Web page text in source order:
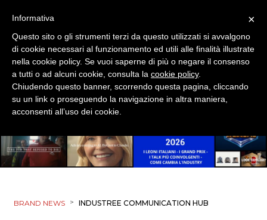
BRAND NEWS > INDUSTREE COMMUNICATION HUB
×
Informativa
Questo sito o gli strumenti terzi da questo utilizzati si avvalgono
di cookie necessari al funzionamento ed utili alle finalità illustrate
nella cookie policy. Se vuoi saperne di più o negare il consenso
a tutti o ad alcuni cookie, consulta la cookie policy.
Chiudendo questo banner, scorrendo questa pagina, cliccando
su un link o proseguendo la navigazione in altra maniera,
acconsenti all’uso dei cookie.